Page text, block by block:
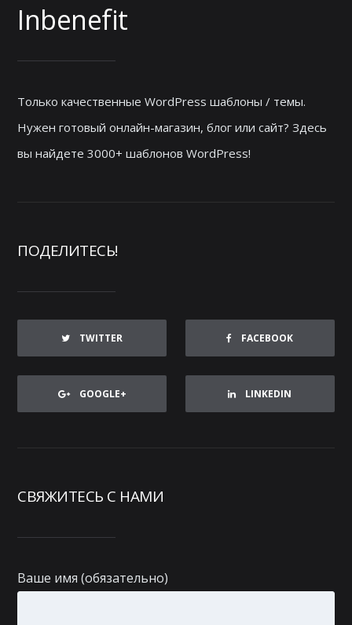
Inbenefit
Только качественные WordPress шаблоны / темы.
Нужен готовый онлайн-магазин, блог или сайт? Здесь
вы найдете 3000+ шаблонов WordPress!
ПОДЕЛИТЕСЬ!
TWITTER FACEBOOK
GOOGLE+ LINKEDIN
СВЯЖИТЕСЬ С НАМИ
Ваше имя (обязательно)